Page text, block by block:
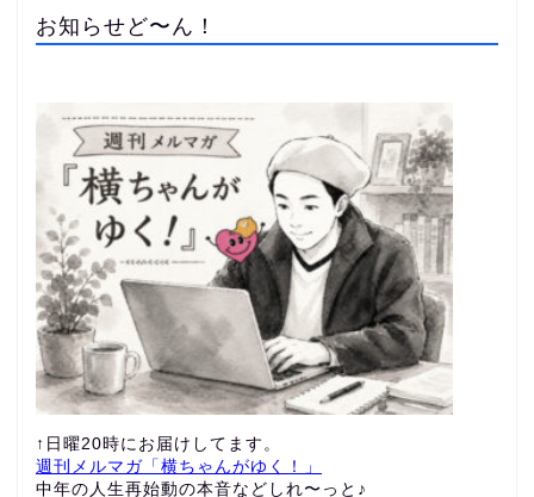
お知らせど〜ん！
↑日曜20時にお届けしてます。
週刊メルマガ「横ちゃんがゆく！」
中年の人生再始動の本音などしれ〜っと♪